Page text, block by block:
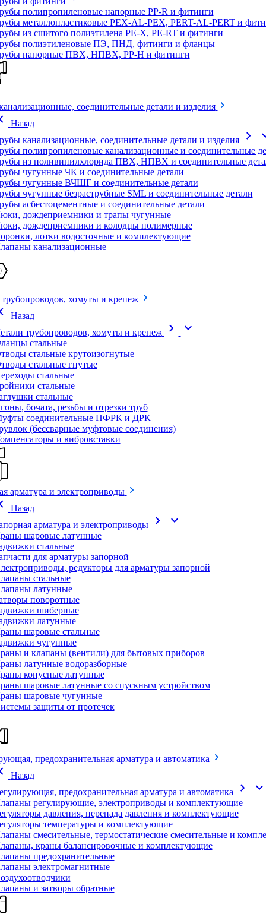
полипропиленовые напорные PP-R и фитинги
металлопластиковые PEX-AL-PEX, PERT-AL-PERT и
из сшитого полиэтилена PE-X, PE-RT и фитинги
полиэтиленовые ПЭ, ПНД, фитинги и фланцы
напорные ПВХ, НПВХ, PP-H и фитинги
соединительные детали и изделия
Назад
канализационные, соединительные детали и изделия
chevron_right
полипропиленовые канализационные и соединительные
из поливинилхлорида ПВХ, НПВХ и соединительные
чугунные ЧК и соединительные детали
чугунные ВЧШГ и соединительные детали
чугунные безраструбные SML и соединительные детали
асбестоцементные и соединительные детали
дождеприемники и трапы чугунные
дождеприемники и колодцы полимерные
лотки водосточные и комплектующие
канализационные
трубопроводов, хомуты и крепеж
Назад
трубопроводов, хомуты и крепеж
chevron_right expand_more
стальные
стальные крутоизогнутые
стальные гнутые
стальные
стальные
стальные
бочата, резьбы и отрезки труб
соединительные ПФРК и ДРК
(бессварные муфтовые соединения)
и вибровставки
арматура и электроприводы
Назад
арматура и электроприводы
chevron_right expand_more
шаровые латунные
стальные
для арматуры запорной
редукторы для арматуры запорной
стальные
латунные
поворотные
шиберные
латунные
шаровые стальные
чугунные
и клапаны (вентили) для бытовых приборов
латунные водоразборные
конусные латунные
шаровые латунные со спускным устройством
шаровые чугунные
защиты от протечек
предохранительная арматура и автоматика
Назад
предохранительная арматура и автоматика
chevron_right expand_more
регулирующие, электроприводы и комплектующие
давления, перепада давления и комплектующие
температуры и комплектующие
смесительные, термостатические смесительные и
краны балансировочные и комплектующие
предохранительные
электромагнитные
и затворы обратные